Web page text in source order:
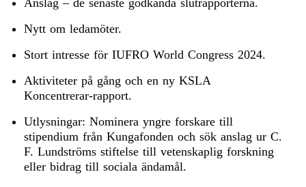
Anslag – de senaste godkända slutrapporterna.
Nytt om ledamöter.
Stort intresse för IUFRO World Congress 2024.
Aktiviteter på gång och en ny KSLA
Koncentrerar-rapport.
Utlysningar: Nominera yngre forskare till
stipendium från Kungafonden och sök anslag ur C.
F. Lundströms stiftelse till vetenskaplig forskning
eller bidrag till sociala ändamål.